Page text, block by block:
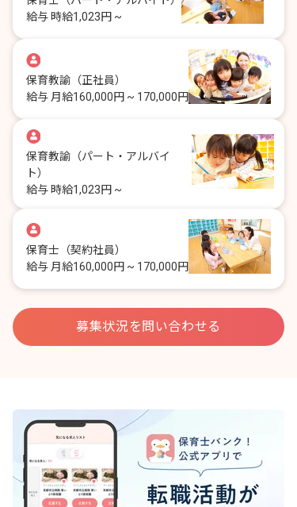
給与時給1,023円 ~
保育教諭 （正社員）
給与 月給160,000円 ~ 170,000円
保育教諭 （パート・アルバイ
ト）
給与 時給1,023円 ~
保育士 （契約社員）
給与 月給160,000円 ~ 170,000円
募集状況を問い合わせる